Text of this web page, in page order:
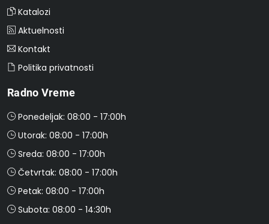
Katalozi
Aktuelnosti
Kontakt
Politika privatnosti
Radno Vreme
Ponedeljak: 08:00 - 17:00h
Utorak: 08:00 - 17:00h
Sreda: 08:00 - 17:00h
Četvrtak: 08:00 - 17:00h
Petak: 08:00 - 17:00h
Subota: 08:00 - 14:30h